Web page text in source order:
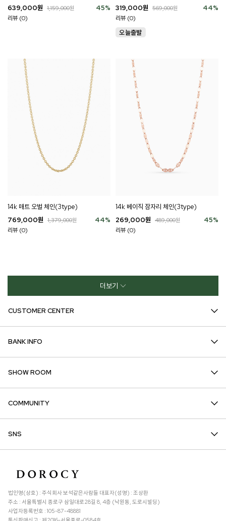
45%
639,000원 1,159,000원
리뷰 (0)
44%
319,000원 569,000원
리뷰 (0)
14k 매트 오벌 체인(3type)
44%
769,000원 1,379,000원
리뷰 (0)
14k 베이직 잠자리 체인(3type)
45%
269,000원 489,000원
리뷰 (0)
더보기
CUSTOMER CENTER
BANK INFO
SHOW ROOM
COMMUNITY
SNS
법인명(상호) : 주식회사 보석같은사람들 대표자(성명) : 조상환
주소 : 서울특별시 종로구 삼일대로28길 8, 4층 (낙원동, 도로시빌딩)
사업자등록번호 : 105-87-48881